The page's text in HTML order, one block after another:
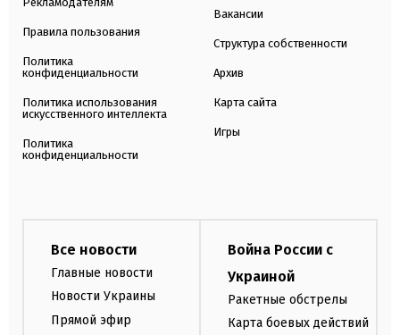
Правила пользования
Политика
конфиденциальности
Политика использования
искусственного интеллекта
Политика
конфиденциальности
Вакансии
Структура собственности
Архив
Карта сайта
Игры
Все новости
Главные новости
Новости Украины
Прямой эфир
Война России с
Украиной
Ракетные обстрелы
Карта боевых действий